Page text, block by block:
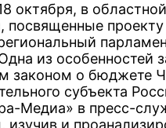
октября, в
посвященные
из особенностей
законом о бюджете
субъекта
Медиа» в пресс-
изучив и